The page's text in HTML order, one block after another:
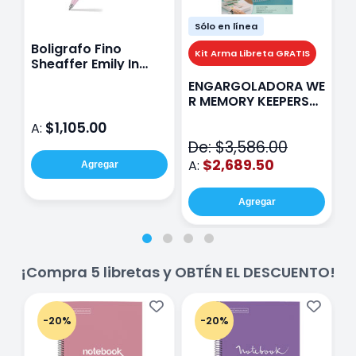
Boligrafo Fino
Sheaffer Emily In
A: $1,105.00
Agregar
Sólo en línea
Kit Arma Libreta GRATIS
ENGARGOLADORA WE
R MEMORY KEEPERS
De: $3,586.00
A: $2,689.50
Agregar
¡Compra 5 libretas y OBTÉN EL DESCUENTO!
-20% -20%